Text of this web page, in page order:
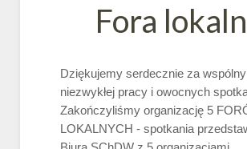
Fora
Dziękujemy serdecznie za
niezwykłej pracy i owocnych
Zakończyliśmy organizację 5
LOKALNYCH - spotkania